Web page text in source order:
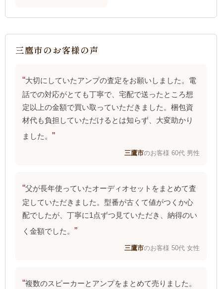
三鷹市のお客様の声
大切にしていたアンプの査定をお願いしました。電
話での対応がとても丁寧で、宅配で送ったところ想
定以上の金額で買い取っていただきました。梱包資
材代も負担していただけるとは知らず、大変助かり
ました。
三鷹市のお客様 60代 男性
父が長年使っていたオーディオセットをまとめて査
定していただきました。型番が古くて値がつくか心
配でしたが、丁寧に1点ずつ見ていただき、納得のい
く金額でした。
三鷹市のお客様 50代 女性
複数のスピーカーとアンプをまとめて売りました。